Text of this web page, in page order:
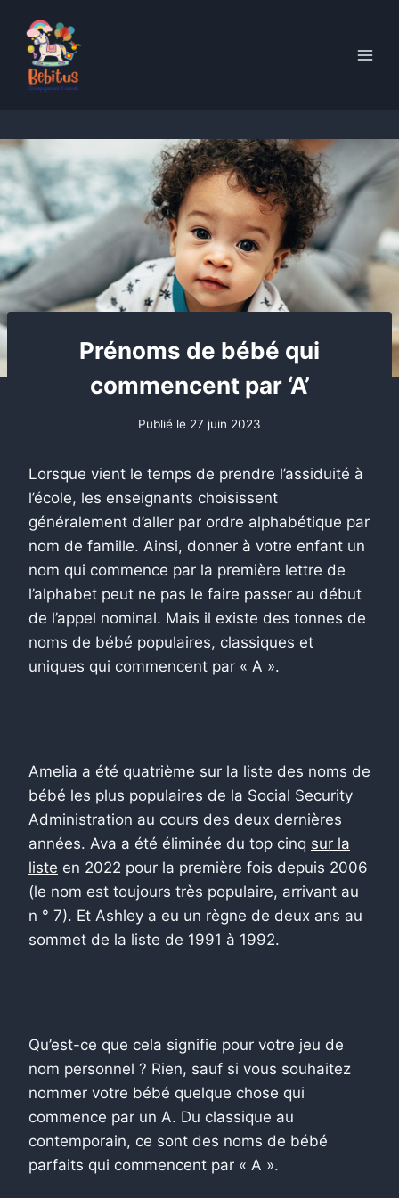
content
Prénoms de bébé qui
commencent par ‘A’
Publié le 27 juin 2023
Lorsque vient le temps de prendre l’assiduité à
l’école, les enseignants choisissent
généralement d’aller par ordre alphabétique par
nom de famille. Ainsi, donner à votre enfant un
nom qui commence par la première lettre de
l’alphabet peut ne pas le faire passer au début
de l’appel nominal. Mais il existe des tonnes de
noms de bébé populaires, classiques et
uniques qui commencent par « A ».
Amelia a été quatrième sur la liste des noms de
bébé les plus populaires de la Social Security
Administration au cours des deux dernières
années. Ava a été éliminée du top cinq sur la
liste en 2022 pour la première fois depuis 2006
(le nom est toujours très populaire, arrivant au
n ° 7). Et Ashley a eu un règne de deux ans au
sommet de la liste de 1991 à 1992.
Qu’est-ce que cela signifie pour votre jeu de
nom personnel ? Rien, sauf si vous souhaitez
nommer votre bébé quelque chose qui
commence par un A. Du classique au
contemporain, ce sont des noms de bébé
parfaits qui commencent par « A ».